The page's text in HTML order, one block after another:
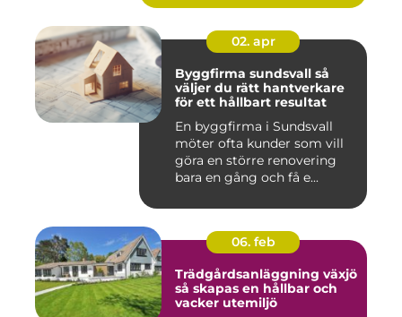
02. apr
Byggfirma sundsvall så
väljer du rätt hantverkare
för ett hållbart resultat
En byggfirma i Sundsvall
möter ofta kunder som vill
göra en större renovering
bara en gång och få e...
06. feb
Trädgårdsanläggning växjö
så skapas en hållbar och
vacker utemiljö